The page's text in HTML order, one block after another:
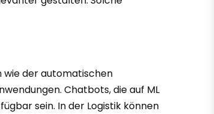
wie der automatischen
Chatbots, die auf ML
sein. In der Logistik können